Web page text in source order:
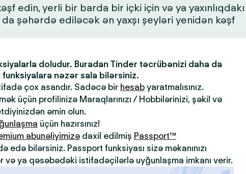
edin, yerli bir barda bir içki için və ya yaxınlıqdakı
şəhərdə ediləcək ən yaxşı şeyləri yenidən kəşf
doludur. Buradan Tinder təcrübənizi daha da
funksiyalara nəzər sala bilərsiniz.
çox asandır. Sadəcə bir hesab yaratmalısınız.
üçün profilinizə Maraqlarınızı / Hobbilərinizi, şəkil və
əmin olun.
üçün hazırsınız!
abunəliyimizə daxil edilmiş Passport™
edə bilərsiniz. Passport funksiyası sizə məkanınızı
və ya qəsəbədəki istifadəçilərlə uyğunlaşma imkanı verir.